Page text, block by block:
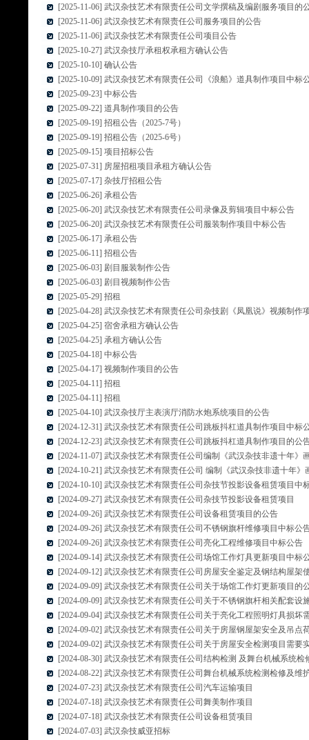
[2025-11-06] 武汉杂技艺术有限责任公司文学撰稿及编剧服务项目的
[2025-11-06] 武汉杂技艺术有限责任公司服务项目的公告
[2025-11-06] 武汉杂技艺术有限责任公司项目公告
[2025-10-27] 武汉杂技厅承租权承租方确认公告
[2025-10-10] 确认公告
[2025-10-09] 武汉杂技艺术有限责任公司《浪船》道具制作项目中标
[2025-09-23] 中标公告
[2025-09-22] 道具制作项目的公告
[2025-09-19] 招租公告（2025-7号）
[2025-09-19] 招租公告（2025-6号）
[2025-09-15] 项目招标公告
[2025-07-31] 房屋招租项目承租方确认公告
[2025-07-17] 杂技厅招租公告
[2025-06-26] 承租公告
[2025-06-20] 武汉杂技艺术有限责任公司录像及剪辑项目中标公告
[2025-06-20] 武汉杂技艺术有限责任公司服装制作项目中标公告
[2025-06-17] 承租公告
[2025-06-11] 招租公告
[2025-06-03] 剧目服装制作公告
[2025-06-03] 剧目视频制作公告
[2025-05-29] 招租
[2025-04-28] 武汉杂技艺术有限责任公司杂技剧《凤凰说》视频制作
[2025-04-25] 宿舍承租方确认公告
[2025-04-25] 承租方确认公告
[2025-04-18] 中标公告
[2025-04-17] 视频制作项目的公告
[2025-04-11] 招租
[2025-04-11] 招租
[2025-04-10] 武汉杂技厅主表演厅消防水炮系统项目的公告
[2024-12-31] 武汉杂技艺术有限责任公司跳板抖杠道具制作项目中标
[2024-12-23] 武汉杂技艺术有限责任公司跳板抖杠道具制作项目的公
[2024-11-07] 武汉杂技艺术有限责任公司编制《武汉杂技非遗十年》
[2024-10-21] 武汉杂技艺术有限责任公司 编制《武汉杂技非遗十年》
[2024-10-10] 武汉杂技艺术有限责任公司杂技节投影设备租赁项目中
[2024-09-27] 武汉杂技艺术有限责任公司杂技节投影设备租赁项目
[2024-09-26] 武汉杂技艺术有限责任公司设备租赁项目的公告
[2024-09-26] 武汉杂技艺术有限责任公司不锈钢旗杆维修项目中标公
[2024-09-26] 武汉杂技艺术有限责任公司亮化工程维修项目中标公告
[2024-09-14] 武汉杂技艺术有限责任公司场馆工作灯具更新项目中标
[2024-09-12] 武汉杂技艺术有限责任公司房屋安全鉴定及钢结构屋架
[2024-09-09] 武汉杂技艺术有限责任公司关于场馆工作灯更新项目的
[2024-09-09] 武汉杂技艺术有限责任公司关于不锈钢旗杆相关配套设
[2024-09-04] 武汉杂技艺术有限责任公司关于亮化工程照明灯具损坏
[2024-09-02] 武汉杂技艺术有限责任公司关于房屋钢屋架安全及吊点
[2024-09-02] 武汉杂技艺术有限责任公司关于房屋安全检测项目需要
[2024-08-30] 武汉杂技艺术有限责任公司结构检测 及舞台机械系统
[2024-08-22] 武汉杂技艺术有限责任公司舞台机械系统检测检修及维
[2024-07-23] 武汉杂技艺术有限责任公司汽车运输项目
[2024-07-18] 武汉杂技艺术有限责任公司舞美制作项目
[2024-07-18] 武汉杂技艺术有限责任公司设备租赁项目
[2024-07-03] 武汉杂技威亚招标